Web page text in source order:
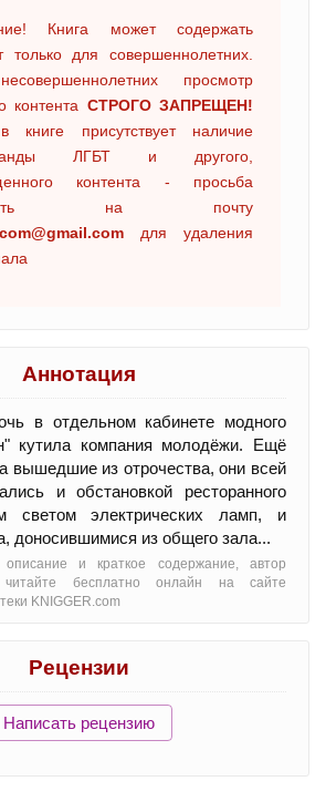
Книга может содержать
только для совершеннолетних.
просмотр
контента СТРОГО ЗАПРЕЩЕН!
книге присутствует наличие
ЛГБТ и другого,
контента - просьба
на почту
для удаления
Аннотация
в отдельном кабинете модного
кутила компания молодёжи. Ещё
вышедшие из отрочества, они всей
и обстановкой ресторанного
светом электрических ламп, и
доносившимися из общего зала...
и краткое содержание, автор
бесплатно онлайн на сайте
KNIGGER.com
Рецензии
Написать рецензию